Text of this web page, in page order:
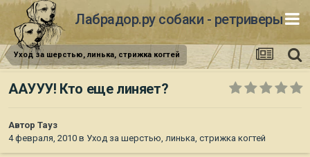
Лабрадор.ру собаки - ретриверы
Уход за шерстью, линька, стрижка когтей
ААУУУ! Кто еще линяет?
Автор Тауз
4 февраля, 2010 в Уход за шерстью, линька, стрижка когтей